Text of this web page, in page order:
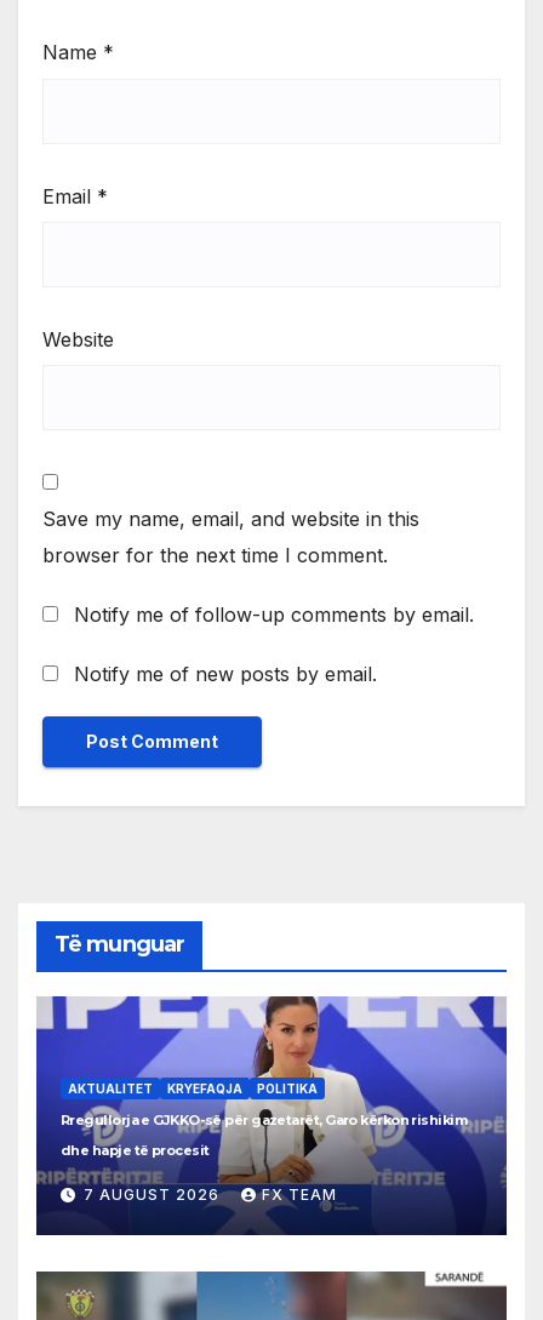
Name *
Email *
Website
Save my name, email, and website in this
browser for the next time I comment.
Notify me of follow-up comments by email.
Notify me of new posts by email.
Të munguar
AKTUALITET KRYEFAQJA POLITIKA
Rregullorja e GJKKO-së për gazetarët, Garo kërkon rishikim
dhe hapje të procesit
7 AUGUST 2026 FX TEAM